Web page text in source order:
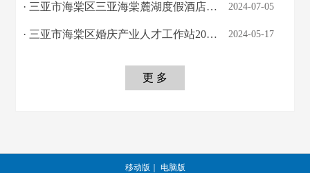
· 三亚市海棠区三亚海棠麓湖度假酒店“5·10”亡人事故调查报告 2024-07-05
· 三亚市海棠区婚庆产业人才工作站2024年海棠区亲子摄影公益活动 2024-05-17
更 多
移动版 电脑版